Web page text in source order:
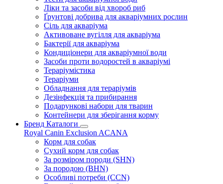
Ліки та засоби від хвороб риб
Ґрунтові добрива для акваріумних рослин
Сіль для акваріума
Активоване вугілля для акваріума
Бактерії для акваріума
Кондиціонери для акваріумної води
Засоби проти водоростей в акваріумі
Тераріумістика
Тераріуми
Обладнання для тераріумів
Дезінфекція та прибирання
Подарункові набори для тварин
Контейнери для зберігання корму
Бренд Каталоги
Royal Canin Exclusion ACANA
Корм для собак
Сухий корм для собак
За розміром породи (SHN)
За породою (BHN)
Особливі потреби (CCN)